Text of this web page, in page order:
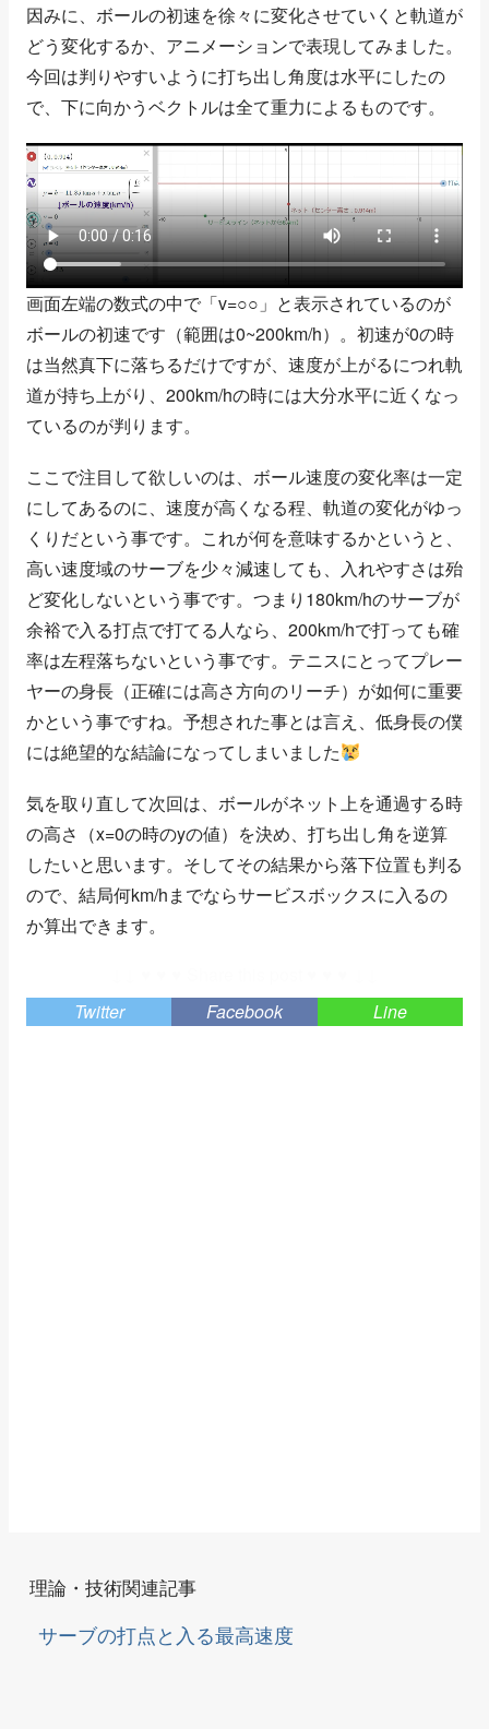
因みに、ボールの初速を徐々に変化させていくと軌道が
どう変化するか、アニメーションで表現してみました。
今回は判りやすいように打ち出し角度は水平にしたの
で、下に向かうベクトルは全て重力によるものです。
画面左端の数式の中で「v=○○」と表示されているのが
ボールの初速です（範囲は0~200km/h）。初速が0の時
は当然真下に落ちるだけですが、速度が上がるにつれ軌
道が持ち上がり、200km/hの時には大分水平に近くなっ
ているのが判ります。
ここで注目して欲しいのは、ボール速度の変化率は一定
にしてあるのに、速度が高くなる程、軌道の変化がゆっ
くりだという事です。これが何を意味するかというと、
高い速度域のサーブを少々減速しても、入れやすさは殆
ど変化しないという事です。つまり180km/hのサーブが
余裕で入る打点で打てる人なら、200km/hで打っても確
率は左程落ちないという事です。テニスにとってプレー
ヤーの身長（正確には高さ方向のリーチ）が如何に重要
かという事ですね。予想された事とは言え、低身長の僕
には絶望的な結論になってしまいました
気を取り直して次回は、ボールがネット上を通過する時
の高さ（x=0の時のyの値）を決め、打ち出し角を逆算
したいと思います。そしてその結果から落下位置も判る
ので、結局何km/hまでならサービスボックスに入るの
か算出できます。
Twitter
Facebook Line
理論・技術関連記事
サーブの打点と入る最高速度